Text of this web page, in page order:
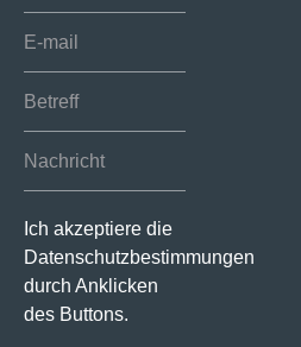
Ich akzeptiere die
Datenschutzbestimmungen
durch Anklicken
des Buttons.